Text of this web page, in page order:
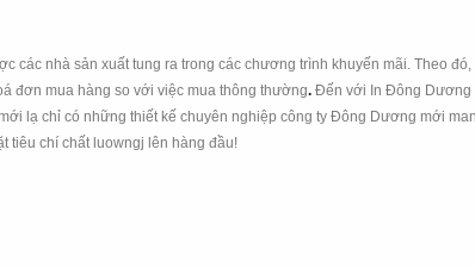
các nhà sản xuất tung ra trong các chương trình khuyến mãi. Theo
đơn mua hàng so với việc mua thông thường. Đến với In Đông Dương
lạ chỉ có những thiết kế chuyên nghiệp công ty Đông Dương mới
tiêu chí chất luowngj lên hàng đầu!